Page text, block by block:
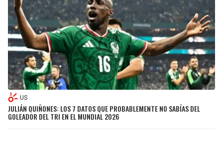
US
JULIÁN QUIÑONES: LOS 7 DATOS QUE PROBABLEMENTE NO SABÍAS DEL
GOLEADOR DEL TRI EN EL MUNDIAL 2026